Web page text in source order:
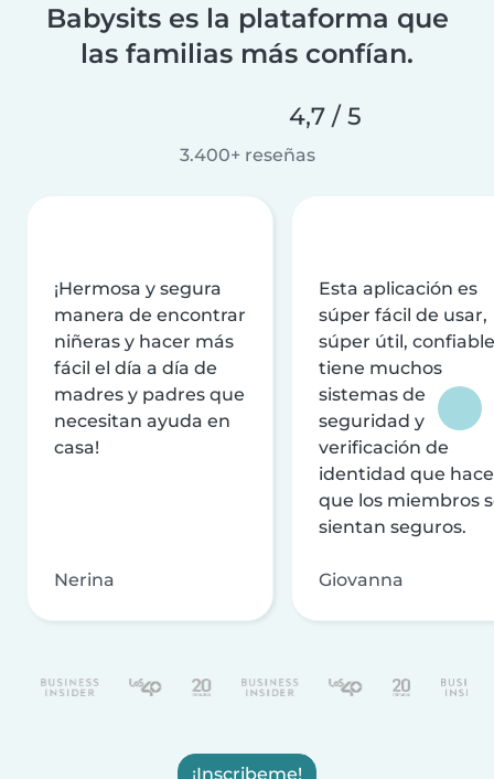
Babysits es la plataforma que
las familias más confían.
4,7 / 5
3.400+ reseñas
¡Hermosa y segura
manera de encontrar
niñeras y hacer más
fácil el día a día de
madres y padres que
necesitan ayuda en
casa!
Nerina
Esta aplicación es
súper fácil de usar,
súper útil,
tiene muchos
sistemas de
seguridad y
verificación de
identidad que
que los miembros
sientan seguros.
Giovanna
¡Inscribeme!